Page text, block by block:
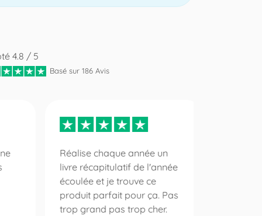
4.8 / 5
Basé sur 186 Avis
Réalise chaque année un
livre récapitulatif de l'année
écoulée et je trouve ce
produit parfait pour ça. Pas
trop grand pas trop cher.